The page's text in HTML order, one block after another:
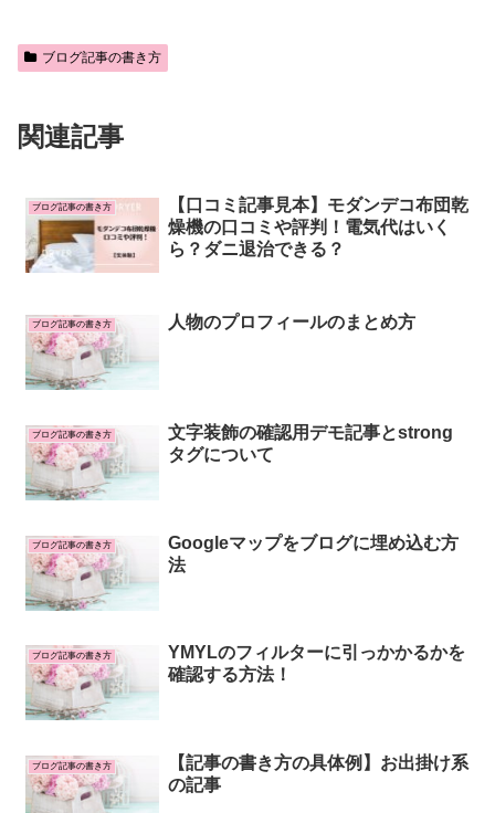
ブログ記事の書き方
関連記事
ブログ記事の書き方
【口コミ記事見本】モダンデコ布団乾
燥機の口コミや評判！電気代はいく
ら？ダニ退治できる？
ブログ記事の書き方 人物のプロフィールのまとめ方
ブログ記事の書き方
文字装飾の確認用デモ記事とstrong
タグについて
ブログ記事の書き方
Googleマップをブログに埋め込む方
法
ブログ記事の書き方
YMYLのフィルターに引っかかるかを
確認する方法！
ブログ記事の書き方
【記事の書き方の具体例】お出掛け系
の記事